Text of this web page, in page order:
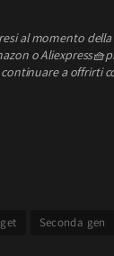
al momento
o Aliexpress🧺
continuare a offrirti
Seconda gen